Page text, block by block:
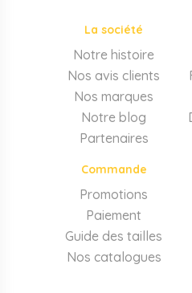
Mobilier et
Lits crèche en bois,
langer sur mesure en résine
chaises adaptées aux 0-6
séparation. Tout le matériel
conforme
Matériel de
Poussettes 3 et 4 places,
auto, biberons et
thermomètres. Notre
couvre tous les besoins
La société
Notre histoire
Nos avis clients
Nos marques
Notre blog
Partenaires
Commande
Promotions
Paiement
Guide des tailles
Nos catalogues